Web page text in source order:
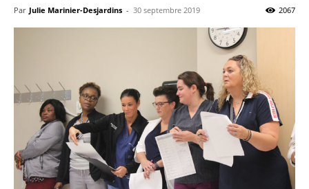
Par Julie Marinier-Desjardins - 30 septembre 2019 2067